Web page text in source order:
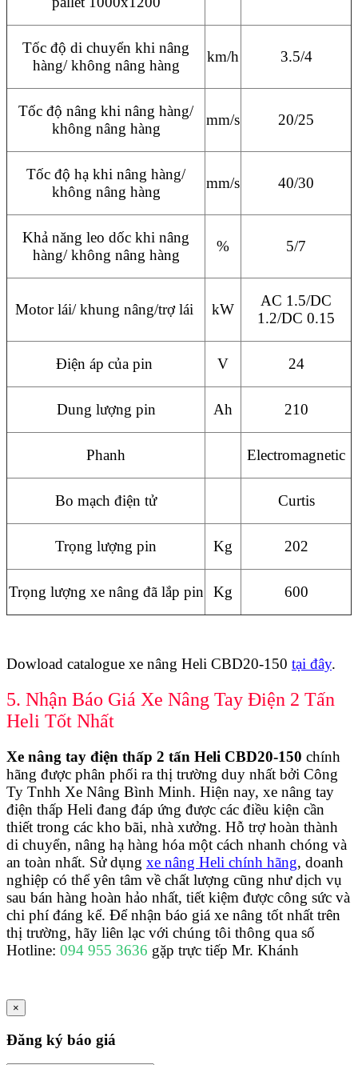
Tốc độ di chuyển khi nâng
hàng/ không nâng hàng
km/h 3.5/4
Tốc độ nâng khi nâng hàng/
không nâng hàng
mm/s 20/25
Tốc độ hạ khi nâng hàng/
không nâng hàng
mm/s 40/30
Khả năng leo dốc khi nâng
hàng/ không nâng hàng
% 5/7
Motor lái/ khung nâng/trợ lái kW
AC 1.5/DC
1.2/DC 0.15
Điện áp của pin V 24
Dung lượng pin Ah 210
Phanh Electromagnetic
Bo mạch điện tử Curtis
Trọng lượng pin Kg 202
Trọng lượng xe nâng đã lắp pin Kg 600
Dowload catalogue xe nâng Heli CBD20-150 tại đây.
5. Nhận Báo Giá Xe Nâng Tay Điện 2 Tấn
Heli Tốt Nhất
Xe nâng tay điện thấp 2 tấn Heli CBD20-150 chính
hãng được phân phối ra thị trường duy nhất bởi Công
Ty Tnhh Xe Nâng Bình Minh. Hiện nay, xe nâng tay
điện thấp Heli đang đáp ứng được các điều kiện cần
thiết trong các kho bãi, nhà xưởng. Hỗ trợ hoàn thành
di chuyển, nâng hạ hàng hóa một cách nhanh chóng và
an toàn nhất. Sử dụng xe nâng Heli chính hãng, doanh
nghiệp có thể yên tâm về chất lượng cũng như dịch vụ
sau bán hàng hoàn hảo nhất, tiết kiệm được công sức và
chi phí đáng kể. Để nhận báo giá xe nâng tốt nhất trên
thị trường, hãy liên lạc với chúng tôi thông qua số
Hotline: 094 955 3636 gặp trực tiếp Mr. Khánh
×
Đăng ký báo giá